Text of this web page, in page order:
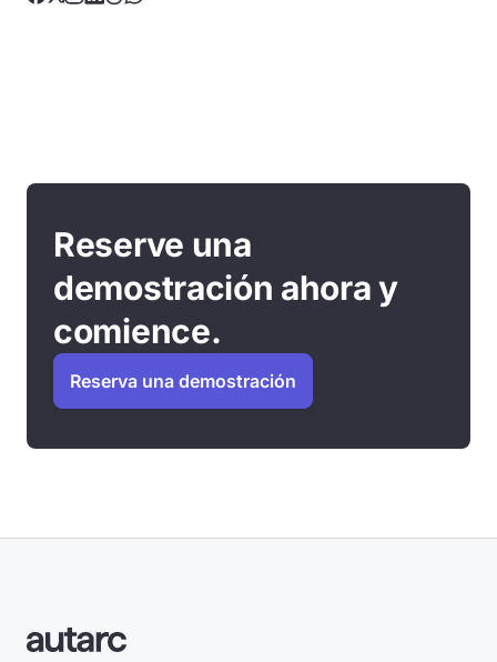
Reserve una
demostración ahora y
comience.
Reserva una demostración